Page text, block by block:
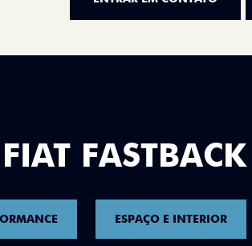
FASTBACK
ESPAÇO E INTERIOR